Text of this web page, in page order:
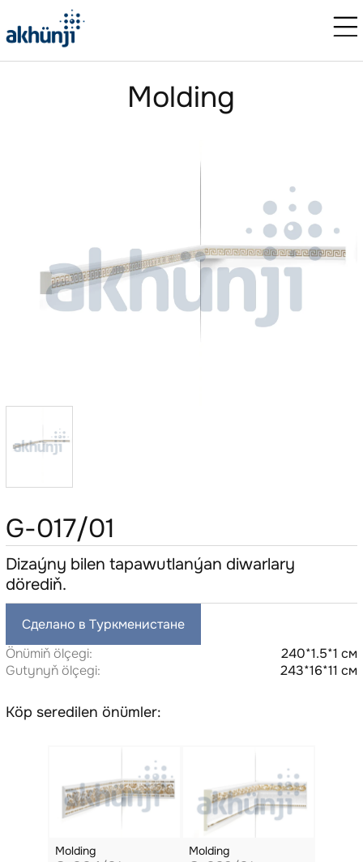
Molding
G-017/01
Dizaýny bilen tapawutlanýan diwarlary
dörediň.
Сделано в Туркменистане
Önümiň ölçegi:
240*1.5*1 см
Gutynyň ölçegi:
243*16*11 см
Köp seredilen önümler:
Molding Molding